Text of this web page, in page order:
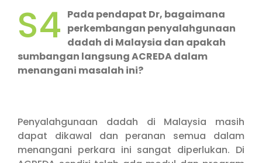
S4 Pada pendapat Dr, bagaimana
perkembangan penyalahgunaan
dadah di Malaysia dan apakah
sumbangan langsung ACREDA dalam
menangani masalah ini?
Penyalahgunaan dadah di Malaysia masih
dapat dikawal dan peranan semua dalam
menangani perkara ini sangat diperlukan. Di